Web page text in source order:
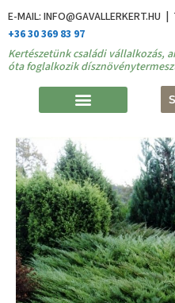
E-MAIL: INFO@GAVALLERKERT.HU |
+36 30 369 83 97
Kertészetünk családi vállalkozás,
óta foglalkozik